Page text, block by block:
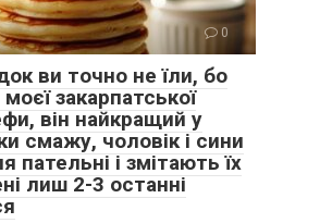
0
ви точно не їли, бо
закарпатської
він найкращий у
смажу, чоловік і сини
пательні і змітають їх
лиш 2-3 останні